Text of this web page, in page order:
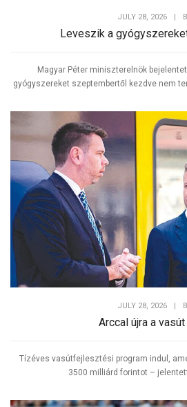
JULY 28, 2026 |
Leveszik a
Magyar Péter miniszterelnök
gyógyszereket szeptembertől kezdve nem
JULY 28, 2026 |
Arccal újra a
Tízéves vasútfejlesztési program indul,
3500 milliárd forintot –